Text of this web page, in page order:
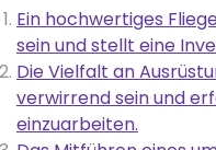
Ein hochwertiges
sein und stellt eine
Die Vielfalt an
verwirrend sein und
einzuarbeiten.